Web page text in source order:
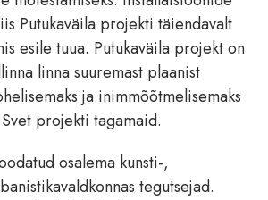
Putukaväila projekti täiendavalt
esile tuua. Putukaväila projekt on
linna suuremast plaanist
ja inimmõõtmelisemaks
projekti tagamaid.
osalema kunsti-,
tegutsejad.